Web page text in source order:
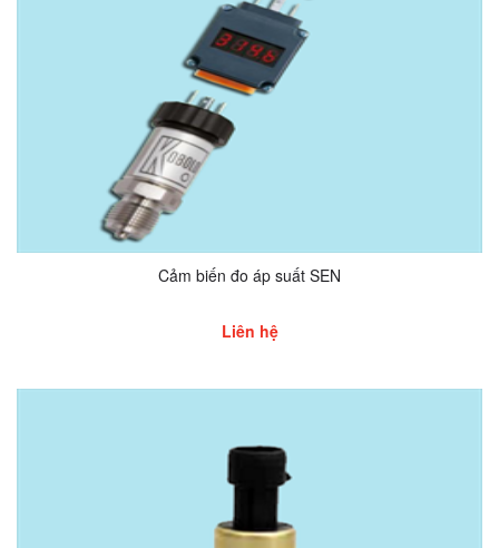
Cảm biến đo áp suất SEN
Liên hệ